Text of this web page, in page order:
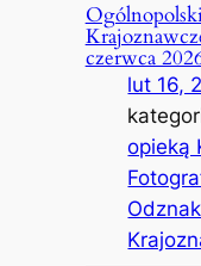
czerwca
lut 16,
opieką